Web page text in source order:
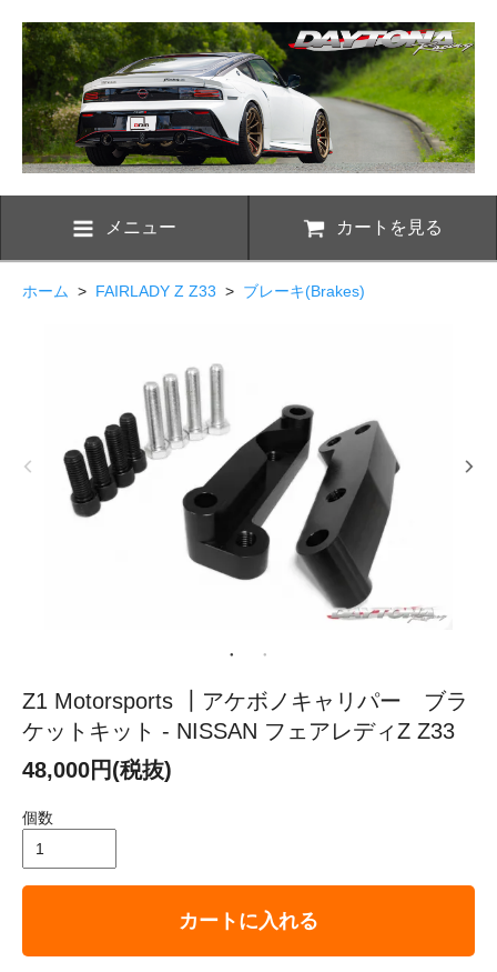
メニュー カートを見る
ホーム > FAIRLADY Z Z33 > ブレーキ(Brakes)
Z1 Motorsports ┃アケボノキャリパー ブラ
ケットキット - NISSAN フェアレディZ Z33
48,000円(税抜)
個数
カートに入れる